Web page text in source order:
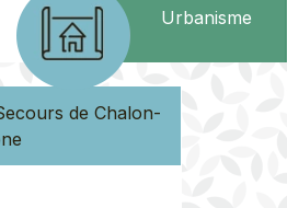
Urbanisme
de Chalon-